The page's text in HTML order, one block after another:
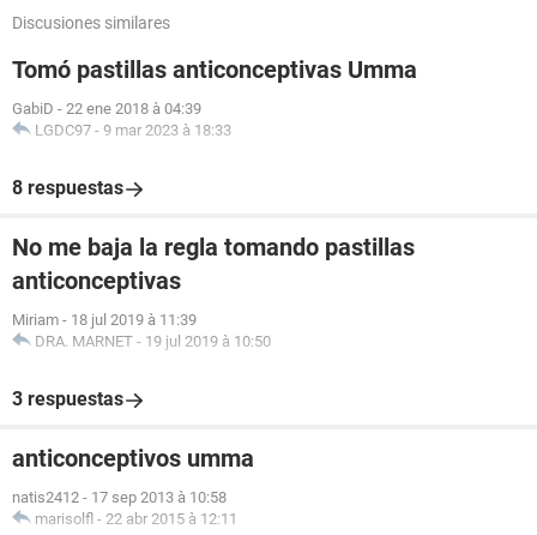
Discusiones similares
Tomó pastillas anticonceptivas Umma
GabiD - 22 ene 2018 à 04:39
LGDC97 - 9 mar 2023 à 18:33
8 respuestas
No me baja la regla tomando pastillas
anticonceptivas
Miriam - 18 jul 2019 à 11:39
DRA. MARNET - 19 jul 2019 à 10:50
3 respuestas
anticonceptivos umma
natis2412 - 17 sep 2013 à 10:58
marisolfl - 22 abr 2015 à 12:11